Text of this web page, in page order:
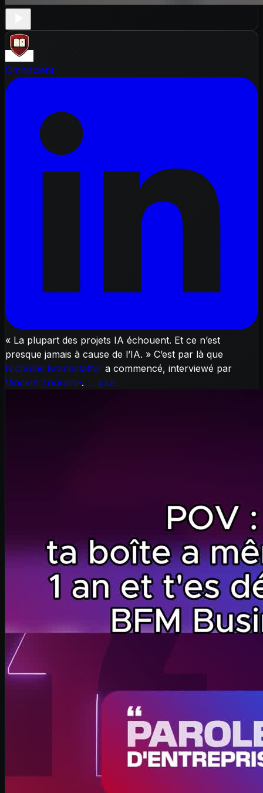
Omniscient
« La plupart des projets IA échouent. Et ce n’est
presque jamais à cause de l’IA. » C’est par là que
Nicholas Brandstätter a commencé, interviewé par
Vincent Touraine. … plus